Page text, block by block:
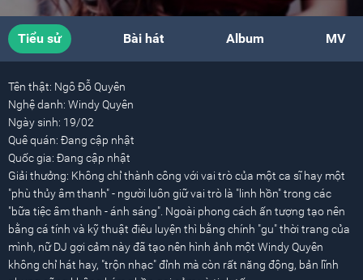
Tiểu sử Bài hát Album MV
Tên thật: Ngô Đỗ Quyên
Nghệ danh: Windy Quyên
Ngày sinh: 19/02
Quê quán: Đang cập nhật
Quốc gia: Đang cập nhật
Giải thưởng: Không chỉ thành công với vai trò của một ca sĩ hay một
"phù thủy âm thanh" - người luôn giữ vai trò là "linh hồn" trong các
"bữa tiệc âm thanh - ánh sáng". Ngoài phong cách ấn tượng tạo nên
bằng cá tính và kỹ thuật điêu luyện thì bằng chính "gu" thời trang của
mình, nữ DJ gợi cảm này đã tạo nên hình ảnh một Windy Quyên
không chỉ hát hay, "trộn nhạc" đỉnh mà còn rất năng động, bản lĩnh